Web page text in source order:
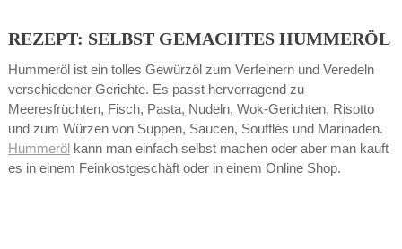
REZEPT: SELBST GEMACHTES HUMMERÖL
Hummeröl ist ein tolles Gewürzöl zum Verfeinern und Veredeln
verschiedener Gerichte. Es passt hervorragend zu
Meeresfrüchten, Fisch, Pasta, Nudeln, Wok-Gerichten, Risotto
und zum Würzen von Suppen, Saucen, Soufflés und Marinaden.
Hummerölkann man einfach selbst machen oder aber man kauft
es in einem Feinkostgeschäft oder in einem Online Shop.